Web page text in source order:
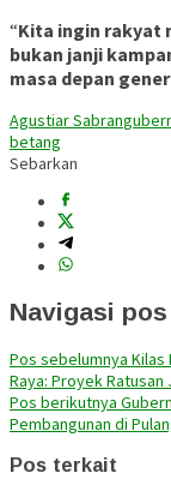
“Kita ingin rakyat
bukan janji
masa depan
Agustiar Sabran
betang
Sebarkan
Navigasi pos
Pos sebelumnya Kilas
Raya: Proyek Ratusan
Pos berikutnya
Pembangunan di
Pos terkait